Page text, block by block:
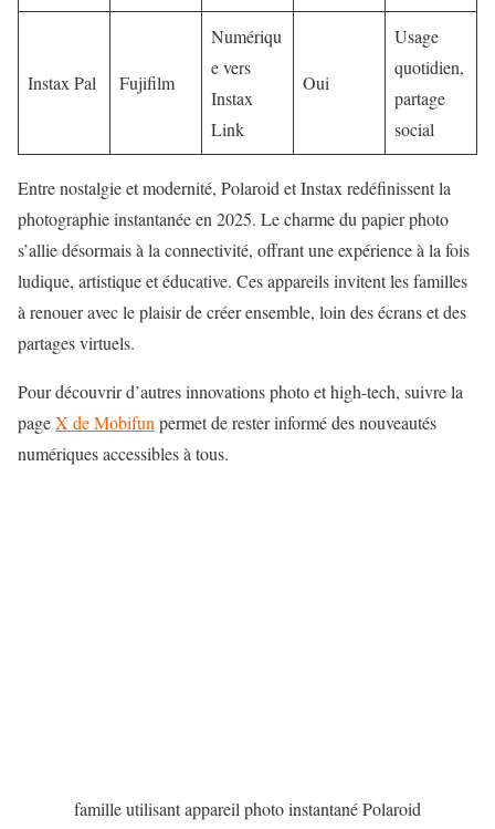
Instax Pal Fujifilm
Numériqu
e vers
Instax
Link
Oui
Usage
quotidien,
partage
social
Entre nostalgie et modernité, Polaroid et Instax redéfinissent la
photographie instantanée en 2025. Le charme du papier photo
s’allie désormais à la connectivité, offrant une expérience à la fois
ludique, artistique et éducative. Ces appareils invitent les familles
à renouer avec le plaisir de créer ensemble, loin des écrans et des
partages virtuels.
Pour découvrir d’autres innovations photo et high-tech, suivre la
pageX de Mobifun permet de rester informé des nouveautés
numériques accessibles à tous.
famille utilisant appareil photo instantané Polaroid